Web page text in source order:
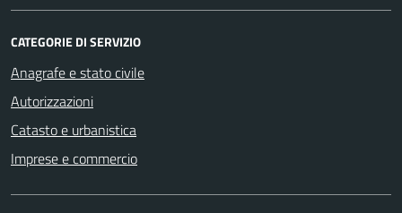
CATEGORIE DI SERVIZIO
Anagrafe e stato civile
Autorizzazioni
Catasto e urbanistica
Imprese e commercio